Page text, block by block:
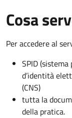
Cosa
Per accedere al
SPID
d’identità
(CNS)
tutta la
della pratica.